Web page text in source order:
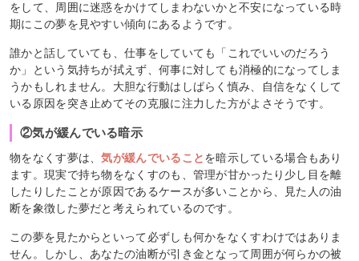
をして、周囲に迷惑をかけてしまわないかと不安になっている時
期にこの夢を見やすい傾向にあるようです。
誰かと話していても、仕事をしていても「これでいいのだろう
か」という気持ちが拭えず、何事に対しても消極的になってしま
うかもしれません。大胆な行動はしばらく慎み、自信をなくして
いる原因を突き止めてその克服に注力した方がよさそうです。
②気が緩んでいる暗示
物をなくす夢は、気が緩んでいることを暗示している場合もあり
ます。現実で持ち物をなくすのも、管理が甘かったり少し目を離
したりしたことが原因であるケースが多いことから、見た人の油
断を象徴した夢だと考えられているのです。
この夢を見たからといって必ずしも何かをなくすわけではありま
せん。しかし、あなたの油断が引き金となって周囲が何らかの被